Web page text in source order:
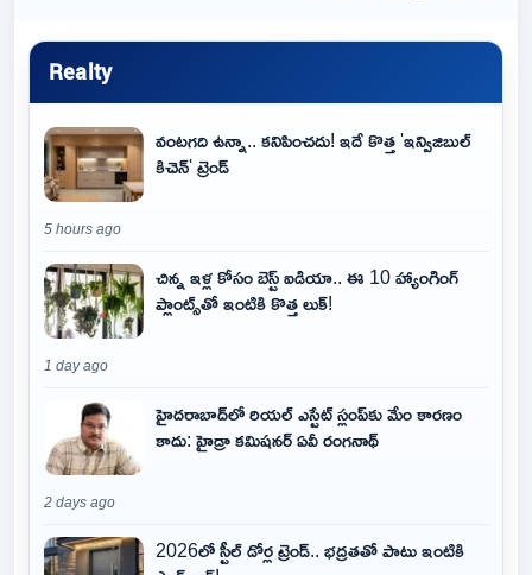
Realty
వంటగది ఉన్నా.. కనిపించదు! ఇదే కొత్త 'ఇన్విజిబుల్
కిచెన్' ట్రెండ్
5 hours ago
చిన్న ఇళ్ల కోసం బెస్ట్ ఐడియా.. ఈ 10 హ్యాంగింగ్
ప్లాంట్స్‌తో ఇంటికి కొత్త లుక్!
1 day ago
హైదరాబాద్‌లో రియల్ ఎస్టేట్ స్లంప్‌కు మేం కారణం
కాదు: హైడ్రా కమిషనర్ ఏవీ రంగనాథ్
2 days ago
2026లో స్టీల్ డోర్ల ట్రెండ్.. భద్రతతో పాటు ఇంటికి